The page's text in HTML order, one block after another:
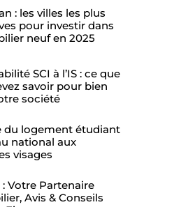
: les villes les plus
pour investir dans
neuf en 2025
SCI à l’IS : ce que
savoir pour bien
société
du logement étudiant
national aux
visages
: Votre Partenaire
Avis & Conseils